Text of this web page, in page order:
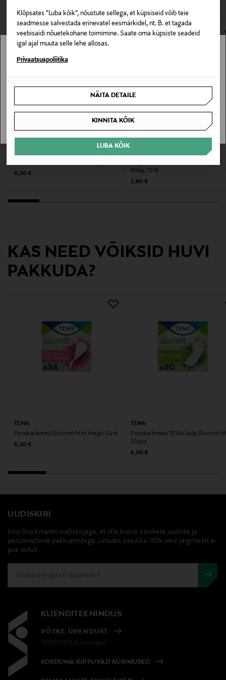
Klõpsates "Luba kõik", nõustute sellega, et küpsiseid võib teie
seadmesse salvestada erinevatel eesmärkidel, nt. B. et tagada
veebisaidi nõuetekohane toimimine. Saate oma küpsiste seadeid
igal ajal muuta selle lehe allosas.
Privaatsuspoliitika
NÄITA DETAILE
KINNITA KÕIK
LUBA KÕIK
Suurus
28 kpl
Tootja
Revontulenkuja 1, 02100 Espoo, Finland
avamata originaalpakendis.
E-POE TAGASTUSED
Original Price
6,50 €
Wing, 10 tk
Original Price
2,80 €
KAS NEED VÕIKSID HUVI
PAKKUDA?
TENA
Pesukaitsmed Discreet Mini Magic 34 tk
Original Price
6,50 €
TENA
Pesukaitsmed TENA Lady Discreet
20 pcs
Original Price
6,50 €
UUDISKIRI
Liitu Stockmanni uudiskirjaga, et olla kursis värskete uudiste ja
personaalsete pakkumistega. Liitudes saad ka -10% oma järgmiselt e-
poe ostult.
KLIENDITEENINDUS
VÕTKE ÜHENDUST
+372 6339539(pvm/mpm)
KORDUMA KIPPUVAD KÜSIMUSED
Stockmann pole Sinu riigis saadaval.
SAAN ARU